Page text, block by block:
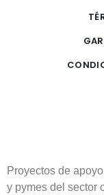
Proyectos de
y pymes del sector